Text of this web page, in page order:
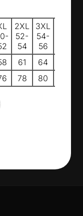
2XL
52-
54
3XL
54-
56
61 64
78 80